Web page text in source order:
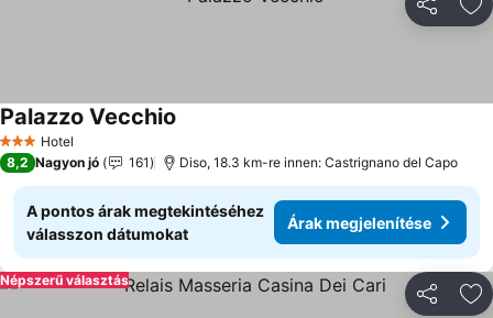
3 Kategória
Hotel
Palazzo Vecchio
8,2 Nagyon jó 161 Diso, 18.3 km-re innen: Castrignano del Capo
A pontos árak megtekintéséhez
válasszon dátumokat
Árak megjelenítése
Népszerű választás